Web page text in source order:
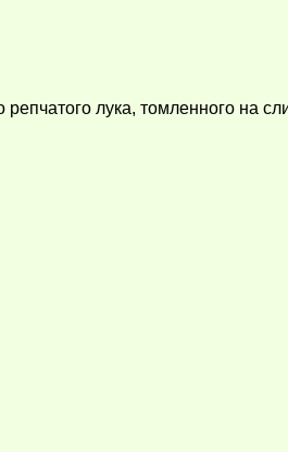
лука, томленного на